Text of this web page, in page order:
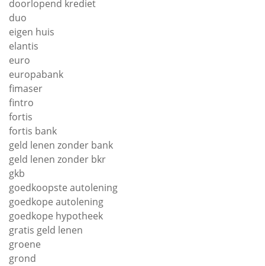
doorlopend krediet
duo
eigen huis
elantis
euro
europabank
fimaser
fintro
fortis
fortis bank
geld lenen zonder bank
geld lenen zonder bkr
gkb
goedkoopste autolening
goedkope autolening
goedkope hypotheek
gratis geld lenen
groene
grond